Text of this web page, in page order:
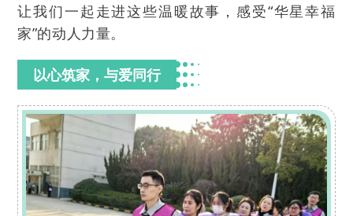
让我们一起走进这些温暖故事，感受“华星幸福
家”的动人力量。
以心筑家，与爱同行